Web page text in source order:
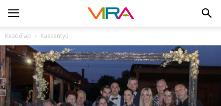
Kezdőlap Kaskantyú